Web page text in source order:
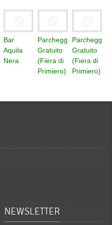
Bar
Aquila
Nera
Parcheggio
Gratuito
(Fiera di
Primiero)
Parcheggio
Gratuito
(Fiera di
Primiero)
NEWSLETTER